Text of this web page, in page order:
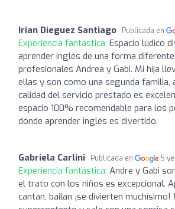
Irian Dieguez Santiago Publicada en
Experiencia fantástica: Espacio lúdico
aprender inglés de una forma
profesionales Andrea y Gabi. Mi hija
ellas y son como una segunda familia,
calidad del servicio prestado es
espacio 100% recomendable para los
dónde aprender inglés es divertido.
Gabriela Carlini Publicada en 5
Experiencia fantástica: Andre y Gabi
el trato con los niños es excepcional.
cantan, bailan ¡se divierten muchísimo!